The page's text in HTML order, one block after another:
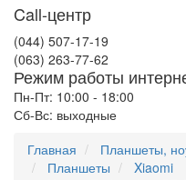
Call-центр
(044) 507-17-19
(063) 263-77-62
Режим работы
Пн-Пт: 10:00 - 18:00
Сб-Вс: выходные
Главная
Планшеты,
Планшеты
Xiaomi